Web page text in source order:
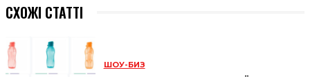
СХОЖІ СТАТТІ
ШОУ-БИЗ